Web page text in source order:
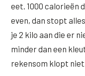
CONTOUR & HALS
Kaaklijn
Sculptra (collageen
Silhouette Soft
Teosyal Redensity
Atletisch
Digitale Nek Profiel
eet. 1000 calorieën
even, dan stopt
je 2 kilo aan die er
minder dan een
rekensom klopt niet.